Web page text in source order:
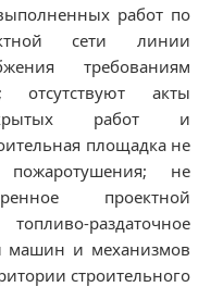
работ по
сети линии
требованиям
отсутствуют акты
скрытых работ и
площадка не
пожаротушения; не
проектной
раздаточное
машин и механизмов
строительного